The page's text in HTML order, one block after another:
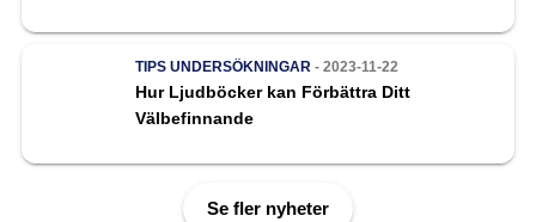
TIPS UNDERSÖKNINGAR - 2023-11-22
Hur Ljudböcker kan Förbättra Ditt
Välbefinnande
Se fler nyheter